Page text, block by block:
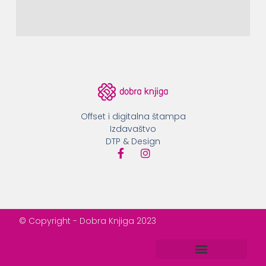
Offset i digitalna štampa
Izdavaštvo
DTP & Design
© Copyright - Dobra Knjiga 2023